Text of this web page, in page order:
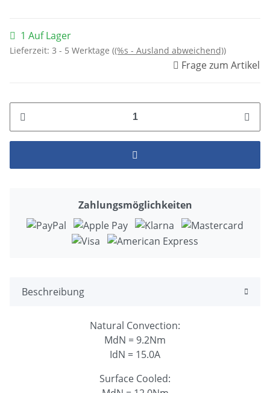
1 Auf Lager
Lieferzeit: 3 - 5 Werktage ((%s - Ausland abweichend))
Frage zum Artikel
Zahlungsmöglichkeiten
Beschreibung
Natural Convection:
MdN = 9.2Nm
IdN = 15.0A
Surface Cooled: